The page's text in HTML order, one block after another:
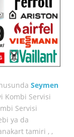
Seymen
Kombi Servisi
Servisi
ya da
tamiri , ,